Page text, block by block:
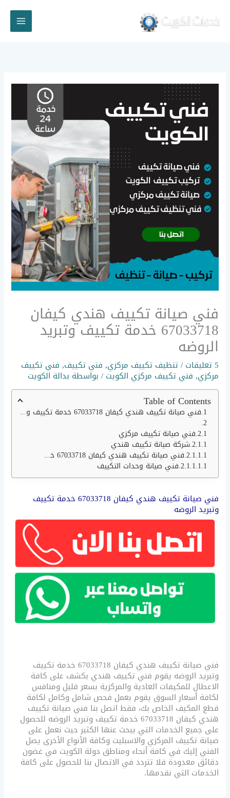
المحتوى
فني صيانة تكييف هندي كيفان
67033718 خدمة تكييف وتبريد
الروضه
5 تعليقات /تنظيف تكييف مركزي, فني تكييف, فني تكييف
مركزي, فني تكييف مركزي الكويت / بواسطة بدالة الكويت
Table of Contents
فني صيانة تكييف هندي كيفان 67033718 خدمة تكييف وتبريد الروضه
فني صيانة تكييف مركزي
شركة صيانة تكييف هندي
فني صيانة تكييف هندي كيفان 67033718 خدمة تكييف وتبريد الروضه
فني صيانة وحدات التكييف
فني صيانة تكييف هندي كيفان 67033718 خدمة تكييف
وتبريد الروضه
فني صيانة تكييف هندي كيفان 67033718 خدمة تكييف
وتبريد الروضه يقوم فني تكييف هندي بكشف على كافة
الاعطال للمكيفات العادية والمركزية بسعر قليل ومنافس
لكافة أسعار السوق يقوم بعمل فحص شامل وكامل لكافة
قطع المكيف الخاص بك، فقط اتصل بنا فني صيانة تكييف
هندي كيفان 67033718 خدمة تكييف وتبريد الروضه للحصول
على جميع الخدمات التي يبحث عنها الكثير حيث نعمل على
صيانة تكييف المركزي والاسبليت وكافة الأنواع الأخرى يصل
الفني إليك في كافة أنحاء ومناطق دولة الكويت في غضون
دقائق معدودة فلا تتردد في الاتصال بنا للحصول على كافة
الخدمات التي نقدمها.